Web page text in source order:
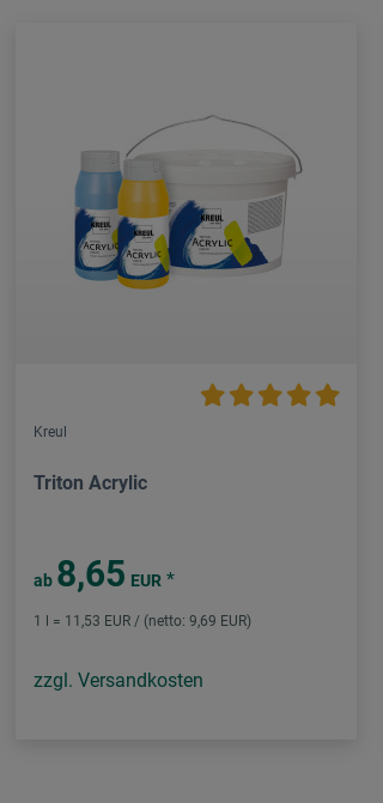
Kreul
Triton Acrylic
ab 8,65 EUR *
1 l = 11,53 EUR / (netto: 9,69 EUR)
zzgl. Versandkosten